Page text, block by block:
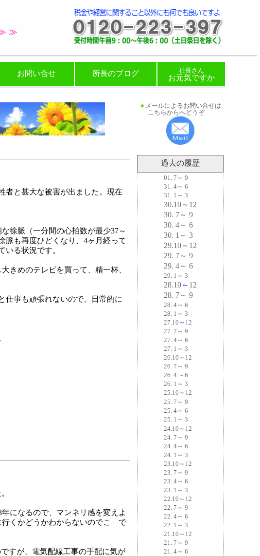
お問い合せ 所長のブログ 社長さん
お元気ですか
者と甚大な被害が出ました。現在
徐脈（一分間の心拍数が最少37～
脈も再度ひどくなり、4ヶ月経って
いる状況です。
きめのテレビを買って、精一杯、
仕事も頑張れないので、日常的に
になるので、マンネリ感を変えよ
くかどうかわからないのでこゝで
すが、電気配線工事の手配に気が
★ メールによるお問い合せは
こちらからへどうぞ
過去の履歴
01. 7～ 9
31. 4～ 6
31. 1～ 3
30.10～12
30. 7～ 9
30. 4～ 6
30. 1～ 3
29.10～ 12
29. 7～ 9
29. 4～ 6
29. 1～ 3
28.10～ 12
28. 7～ 9
28. 4～ 6
28. 1～ 3
27.10 ～ 12
27. 7～ 9
27. 4～ 6
27. 1～ 3
26.10～12
26. 7～ 9
26. 4.～6
26. 1～ 3
25.10～12
25. 7～ 9
25. 4～ 6
25. 1～ 3
24.10～12
24. 7～ 9
24. 4～ 6
24. 1～ 3
23.10～12
23. 7～ 9
23. 4～ 6
23. 1～ 3
22.10～12
22. 7～ 9
22. 4～ 6
22. 1～ 3
21.10～12
21. 7～ 9
21. 4～ 6